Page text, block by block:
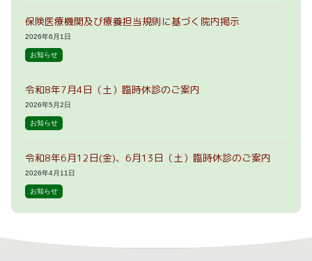
保険医療機関及び療養担当規則に基づく院内掲示
2026年6月1日
お知らせ
令和8年7月4日（土）臨時休診のご案内
2026年5月2日
お知らせ
令和8年6月12日(金)、6月13日（土）臨時休診のご案内
2026年4月11日
お知らせ